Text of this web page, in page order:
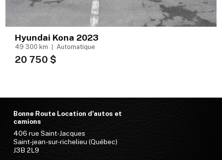
Hyundai Kona 2023
49 300 km Automatique
20 750 $
Bonne Route Location d'autos et
camions
406 rue Saint-Jacques
Saint-jean-sur-richelieu (Québec)
J3B 2L9